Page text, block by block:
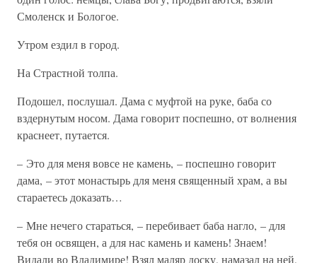
Смоленск и Бологое.
Утром ездил в город.
На Страстной толпа.
Подошел, послушал. Дама с муфтой на руке, баба со
вздернутым носом. Дама говорит поспешно, от волнения
краснеет, путается.
– Это для меня вовсе не камень, – поспешно говорит
дама, – этот монастырь для меня священный храм, а вы
стараетесь доказать…
– Мне нечего стараться, – перебивает баба нагло, – для
тебя он освящен, а для нас камень и камень! Знаем!
Видали во Владимире! Взял маляр доску, намазал на ней,